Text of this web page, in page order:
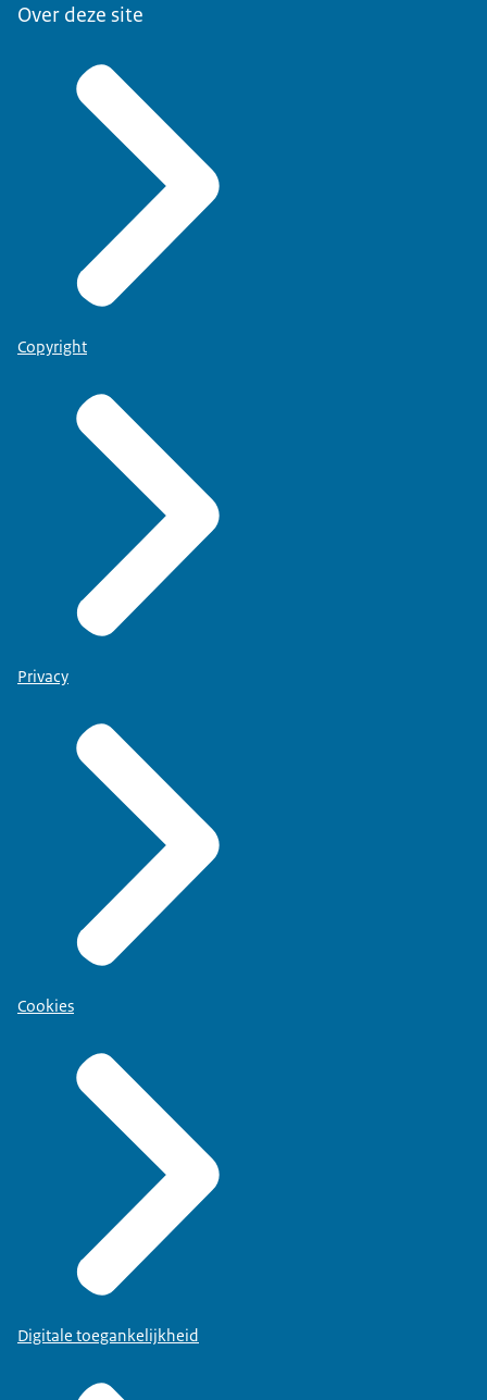
SIGMUND
wanneer ze trapsgewijs naar de baan gaan.
Bovendien, als je continu daalt, gebruikt vliegen
minder motorvermogen. Hij heeft geen extra gas
nodig om horizontaal te vliegen en kan met
minder geluid van de motoren naar beneden
BEELD
Illustraties en animaties om de uitleg van Sigmund
SIGMUND
geluidgevoelige gebieden beter te vermijden.
BEELD
Terug naar Sigmund.
En daarmee dringen we de geluidshinder ook
terug.
BEELD
van een landend vliegtuig. Beeld van het vliegveld
vanuit de verkeerstoren van Schiphol.
VOICE-OVER
Momenteel wordt er soms al op deze manier
gedaald. Dit kan bijvoorbeeld ‘s nachts. Continu
dalen wordt geïntroduceerd met een leertraject in
samenwerking met de omgeving. Daarbij wordt er
ook overdag continu gedaald. Startend op één
BEELD
SIGMUND
En we beginnen met dat leertraject, omdat we
beheerst deze nieuwe werkwijze voor
verkeersleiders en vliegers te introduceren, zodat
we gedurende het hele traject de veiligheid
kunnen borgen zoals elke dag gebeurt.
BEELDTEKST
Meer weten over hoger naderen en continu dalen?
www.luchtvaarindetoekomst.nl
Over deze site
Copyright
Privacy
Cookies
Digitale toegankelijkheid